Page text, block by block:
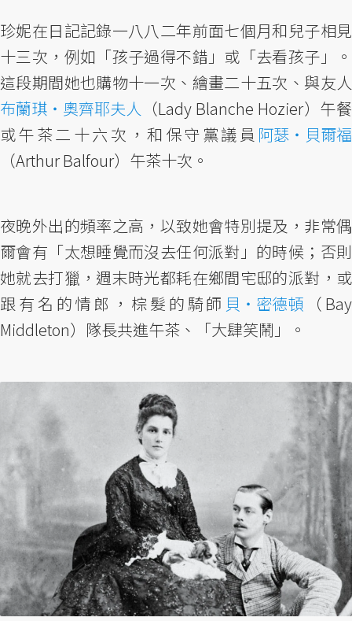
珍妮在日記記錄一八八二年前面七個月和兒子相見
十三次，例如「孩子過得不錯」或「去看孩子」。
這段期間她也購物十一次、繪畫二十五次、與友人
布蘭琪・奧齊耶夫人
（Lady Blanche Hozier）午餐
或午茶二十六次，和保守黨議員 阿瑟・貝爾福
（Arthur Balfour）午茶十次。
夜晚外出的頻率之高，以致她會特別提及，非常偶
爾會有「太想睡覺而沒去任何派對」的時候；否則
她就去打獵，週末時光都耗在鄉間宅邸的派對，或
跟有名的情郎，棕髮的騎師 貝・密德頓 （Bay
Middleton）隊長共進午茶、「大肆笑鬧」。